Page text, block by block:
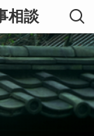
相談